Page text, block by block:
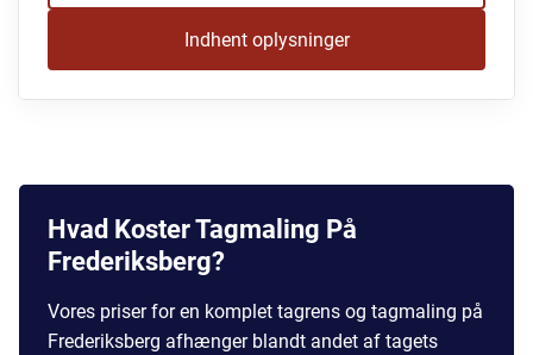
Indhent oplysninger
Hvad Koster Tagmaling På
Frederiksberg?
Vores priser for en komplet tagrens og tagmaling på
Frederiksberg afhænger blandt andet af tagets